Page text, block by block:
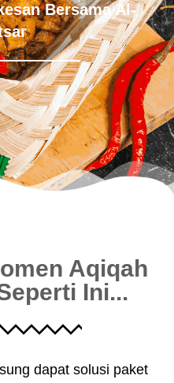
Bersama Al-
Aqiqah
Ini...
dapat solusi paket